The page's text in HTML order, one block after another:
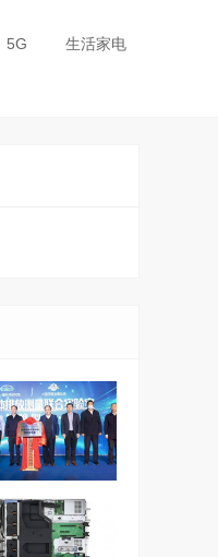
5G 生活家电